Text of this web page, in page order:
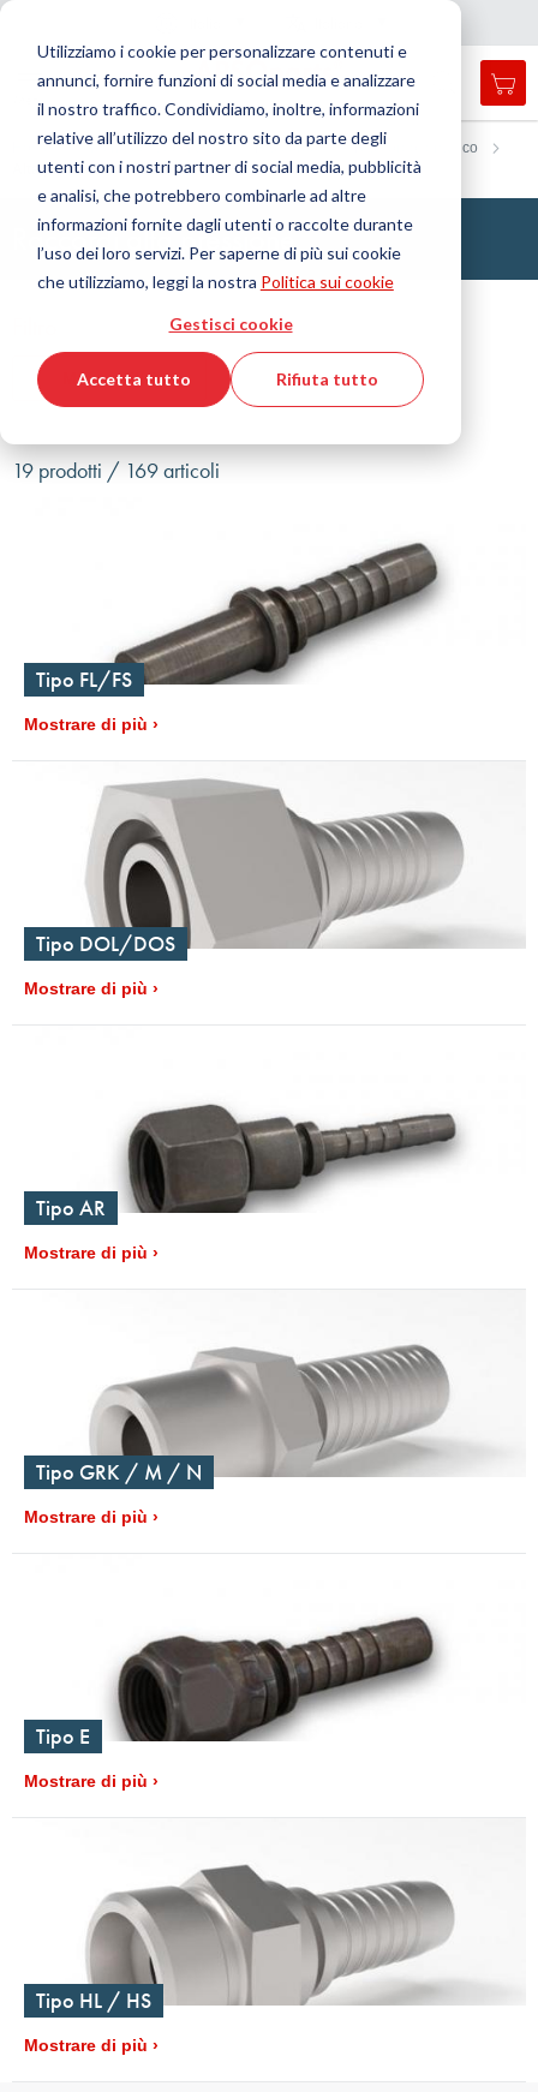
Utilizziamo i cookie per personalizzare contenuti e
annunci, fornire funzioni di social media e analizzare
il nostro traffico. Condividiamo, inoltre, informazioni
relative all’utilizzo del nostro sito da parte degli
utenti con i nostri partner di social media, pubblicità
e analisi, che potrebbero combinarle ad altre
informazioni fornite dagli utenti o raccolte durante
l’uso dei loro servizi. Per saperne di più sui cookie
che utilizziamo, leggi la nostra Politica sui cookie
Gestisci cookie
Accetta tutto Rifiuta tutto
Menu
search
Cerca
Home Tecnologia dei fluidi Raccordo
Raccordo idraulico
Alta pressione
Raccordi alta pressione
Mostra filtri
19 prodotti / 169 articoli
Tipo FL/FS
Mostrare di più
Tipo DOL/DOS
Mostrare di più
Tipo AR
Mostrare di più
Tipo GRK / M / N
Mostrare di più
Tipo E
Mostrare di più
Tipo HL / HS
Mostrare di più